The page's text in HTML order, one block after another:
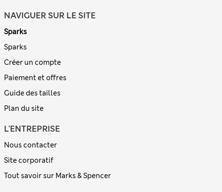
NAVIGUER SUR LE SITE
Sparks
Sparks
Créer un compte
Paiement et offres
Guide des tailles
Plan du site
L'ENTREPRISE
Nous contacter
Site corporatif
Tout savoir sur Marks & Spencer